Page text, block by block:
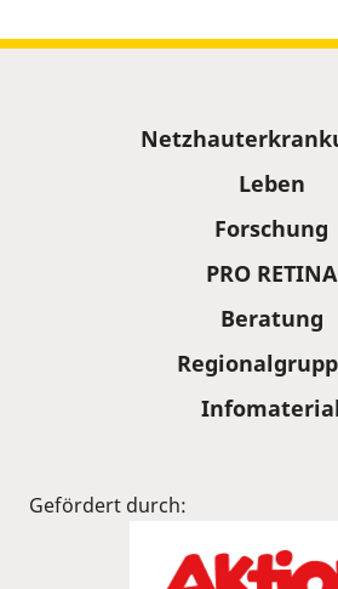
Leben
Forschung
PRO RETINA
Beratung
Infomaterial
Gefördert durch: